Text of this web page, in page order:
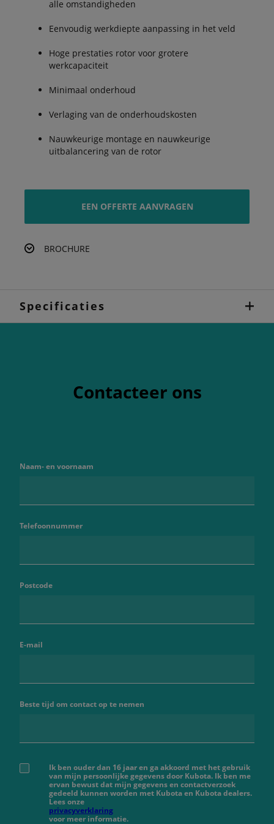
alle omstandigheden
Eenvoudig werkdiepte aanpassing in het veld
Hoge prestaties rotor voor grotere
werkcapaciteit
Minimaal onderhoud
Verlaging van de onderhoudskosten
Nauwkeurige montage en nauwkeurige
uitbalancering van de rotor
EEN OFFERTE AANVRAGEN
BROCHURE
Specificaties
Contacteer ons
Naam- en voornaam
Telefoonnummer
Postcode
E-mail
Beste tijd om contact op te nemen
Ik ben ouder dan 16 jaar en ga akkoord met het gebruik
van mijn persoonlijke gegevens door Kubota. Ik ben me
ervan bewust dat mijn gegevens en contactverzoek
gedeeld kunnen worden met Kubota en Kubota dealers.
Lees onze
privacyverklaring
voor meer informatie.